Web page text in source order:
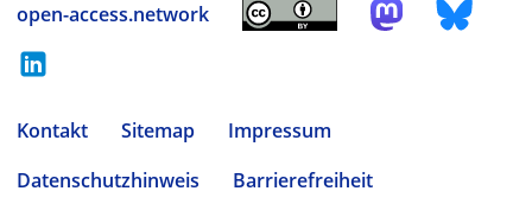
open-access.network
Kontakt Sitemap
Impressum
Datenschutzhinweis
Barrierefreiheit